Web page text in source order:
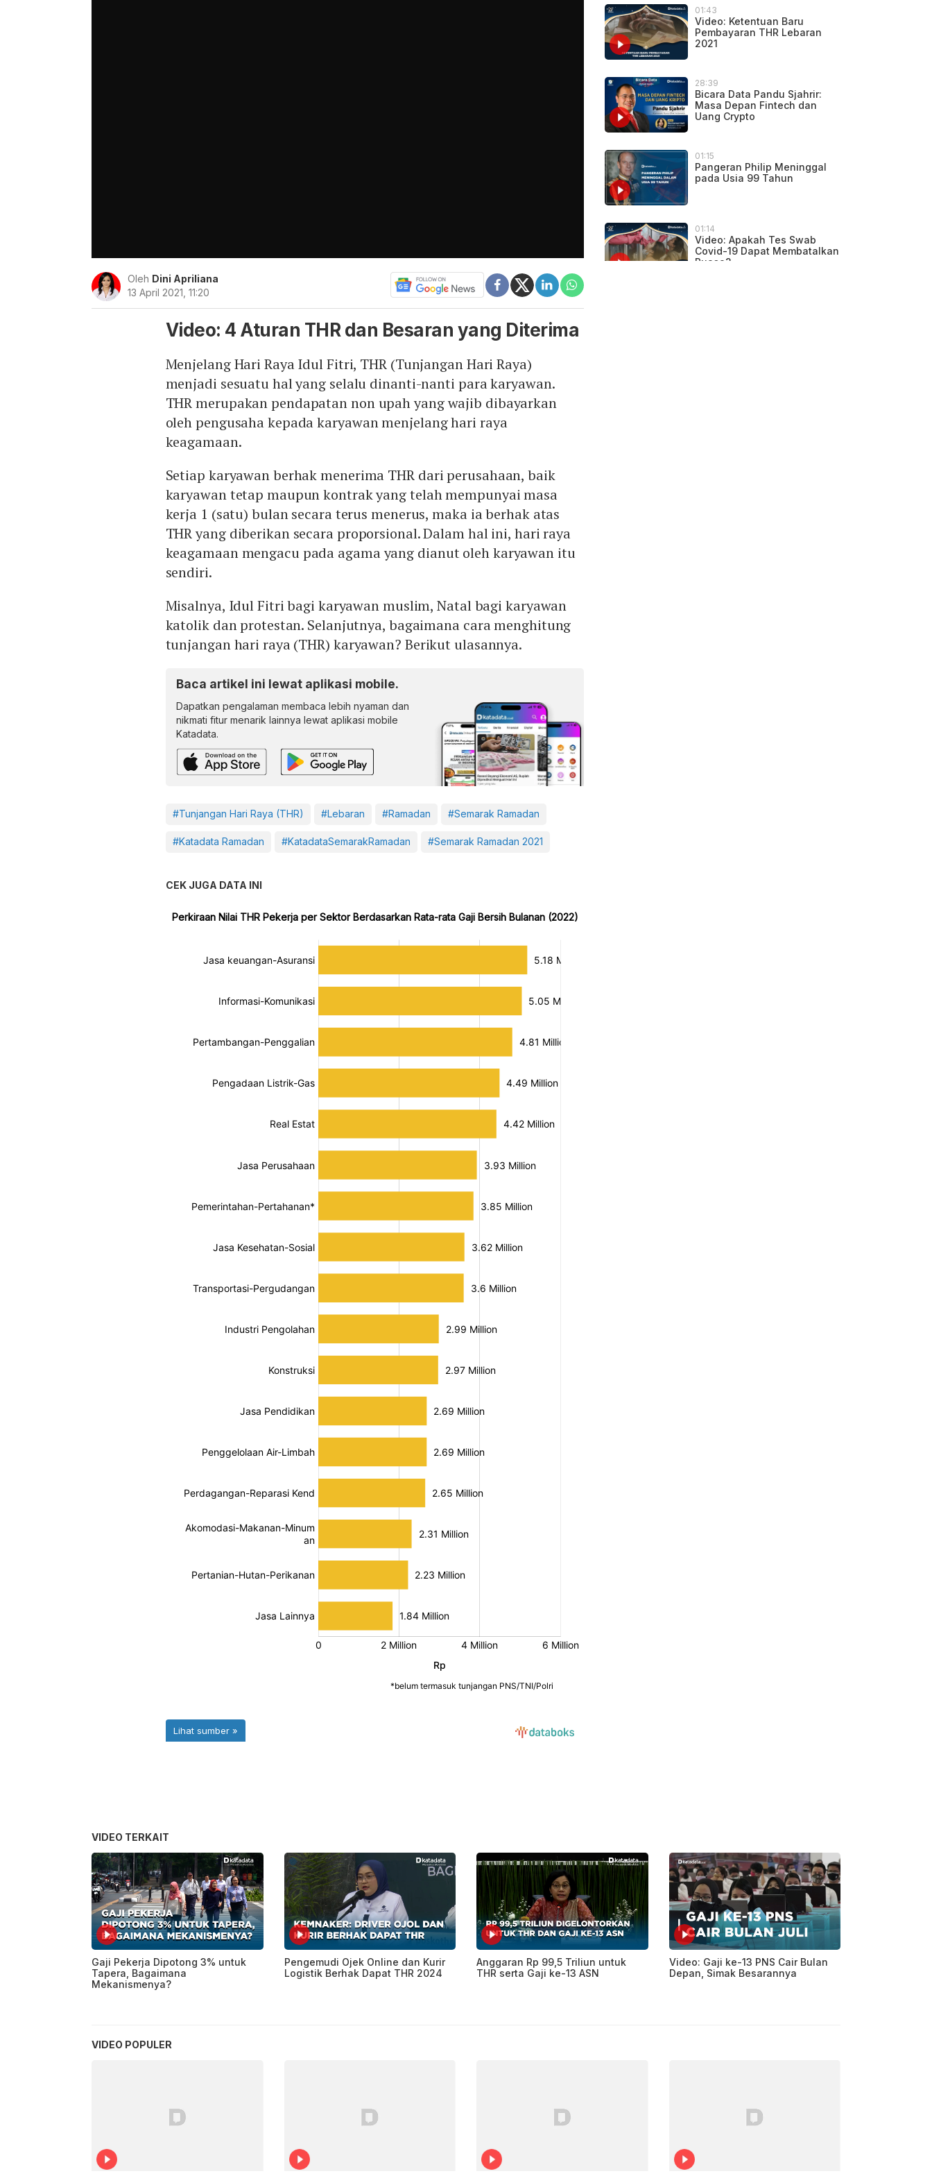
01:43
Video: Ketentuan Baru
Pembayaran THR Lebaran
2021
28:39
Bicara Data Pandu Sjahrir:
Masa Depan Fintech dan
Uang Crypto
01:15
Pangeran Philip Meninggal
pada Usia 99 Tahun
01:14
Video: Apakah Tes Swab
Covid-19 Dapat Membatalkan
Puasa?
Oleh Dini Apriliana
13 April 2021, 11:20
Video: 4 Aturan THR dan Besaran yang Diterima
Menjelang Hari Raya Idul Fitri, THR (Tunjangan Hari Raya)
menjadi sesuatu hal yang selalu dinanti-nanti para karyawan.
THR merupakan pendapatan non upah yang wajib dibayarkan
oleh pengusaha kepada karyawan menjelang hari raya
keagamaan.
Setiap karyawan berhak menerima THR dari perusahaan, baik
karyawan tetap maupun kontrak yang telah mempunyai masa
kerja 1 (satu) bulan secara terus menerus, maka ia berhak atas
THR yang diberikan secara proporsional. Dalam hal ini, hari raya
keagamaan mengacu pada agama yang dianut oleh karyawan itu
sendiri.
Misalnya, Idul Fitri bagi karyawan muslim, Natal bagi karyawan
katolik dan protestan. Selanjutnya, bagaimana cara menghitung
tunjangan hari raya (THR) karyawan? Berikut ulasannya.
Baca artikel ini lewat aplikasi mobile.
Dapatkan pengalaman membaca lebih nyaman dan
nikmati fitur menarik lainnya lewat aplikasi mobile
Katadata.
#Tunjangan Hari Raya (THR) #Lebaran #Ramadan #Semarak Ramadan
#Katadata Ramadan #KatadataSemarakRamadan #Semarak Ramadan 2021
CEK JUGA DATA INI
VIDEO TERKAIT
Gaji Pekerja Dipotong 3% untuk
Tapera, Bagaimana
Mekanismenya?
Pengemudi Ojek Online dan Kurir
Logistik Berhak Dapat THR 2024
Anggaran Rp 99,5 Triliun untuk
THR serta Gaji ke-13 ASN
Video: Gaji ke-13 PNS Cair Bulan
Depan, Simak Besarannya
VIDEO POPULER